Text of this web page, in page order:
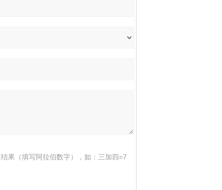
果（填写阿拉伯数字），如：三加四=7